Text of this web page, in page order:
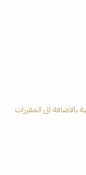
بالاضافة الى المقررات